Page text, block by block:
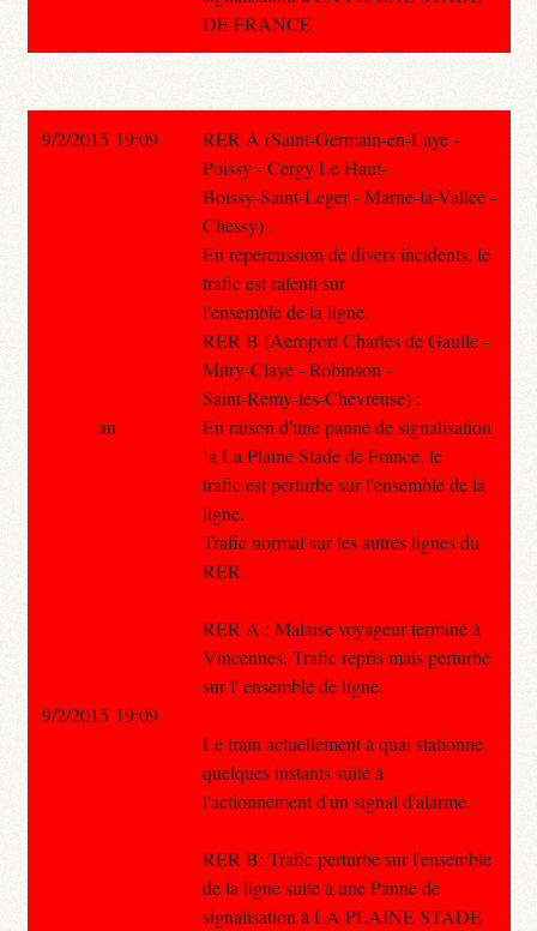
DE FRANCE
9/2/2015 19:09
RER A (Saint-Germain-en-Laye -
Poissy - Cergy Le Haut-
Boissy-Saint-Leger - Marne-la-Vallee -
Chessy) :
En repercussion de divers incidents, le
trafic est ralenti sur
l'ensemble de la ligne.
RER B (Aeroport Charles de Gaulle -
Mitry-Claye - Robinson -
Saint-Remy-les-Chevreuse) :
En raison d'une panne de signalisation
`a La Plaine Stade de France, le
trafic est perturbe sur l'ensemble de la
ligne.
Trafic normal sur les autres lignes du
RER.
RER A : Malaise voyageur terminé à
Vincennes. Trafic repris mais perturbé
sur l' ensemble de ligne.
Le train actuellement à quai stationne
quelques instants suite à
l'actionnement d'un signal d'alarme.
RER B: Trafic perturbé sur l'ensemble
de la ligne suite à une Panne de
signalisation à LA PLAINE STADE
au
9/2/2015 19:09